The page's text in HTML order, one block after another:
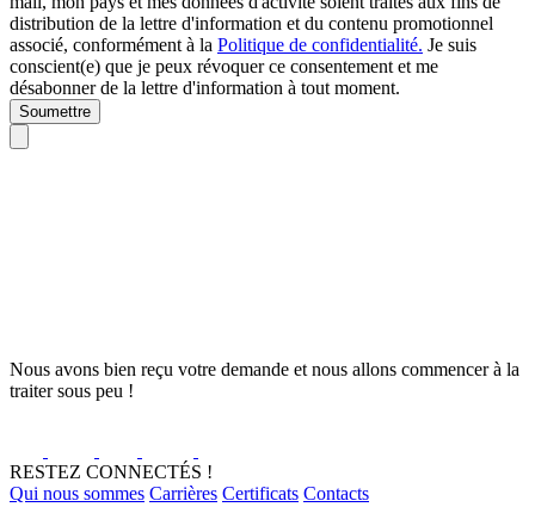
distribution de la lettre d'information et du contenu promotionnel
associé, conformément à la Politique de confidentialité. Je suis
conscient(e) que je peux révoquer ce consentement et me
désabonner de la lettre d'information à tout moment.
Soumettre
Nous avons bien reçu votre demande et nous allons commencer à la
traiter sous peu !
RESTEZ CONNECTÉS !
Qui nous sommes Carrières Certificats Contacts